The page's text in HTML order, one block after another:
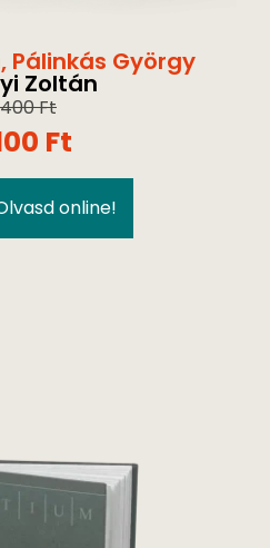
, Pálinkás György
Zoltán
Ft
Ft
online!